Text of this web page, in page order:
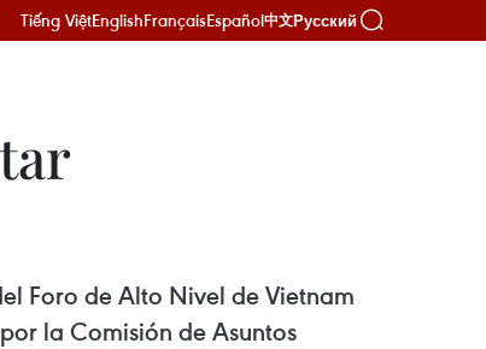
Tiếng ViệtEnglishFrançaisEspañol中文Русский
Foro de Alto Nivel de Vietnam
la Comisión de Asuntos